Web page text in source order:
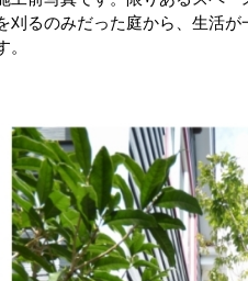
刈るのみだった庭から、生活
。